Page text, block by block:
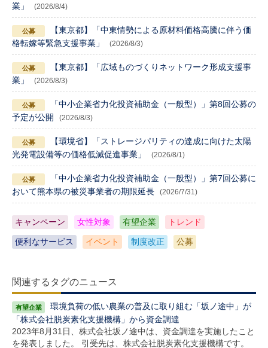
業」
(2026/8/4)
【東京都】「中東情勢による原材料価格高騰に伴う価
格転嫁等緊急支援事業」
(2026/8/3)
【東京都】「広域ものづくりネットワーク形成支援事
業」
(2026/8/3)
「中小企業省力化投資補助金（一般型）」第8回公募の
予定が公開
(2026/8/3)
【環境省】「ストレージパリティの達成に向けた太陽
光発電設備等の価格低減促進事業」
(2026/8/1)
「中小企業省力化投資補助金（一般型）」第7回公募に
おいて熊本県の被災事業者の期限延長
(2026/7/31)
キャンペーン 女性対象 有望企業 トレンド
便利なサービス イベント 制度改正 公募
関連するタグのニュース
環境負荷の低い農業の普及に取り組む「坂ノ途中」が
「株式会社脱炭素化支援機構」から資金調達
2023年8月31日、株式会社坂ノ途中は、資金調達を実施したこと
を発表しました。 引受先は、株式会社脱炭素化支援機構です。